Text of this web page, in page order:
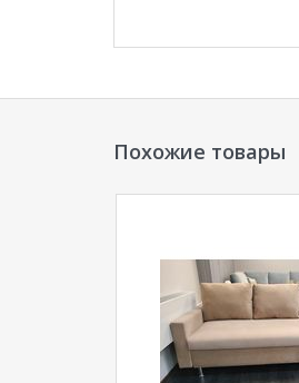
Похожие товары